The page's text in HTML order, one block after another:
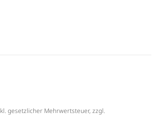
gesetzlicher Mehrwertsteuer, zzgl.